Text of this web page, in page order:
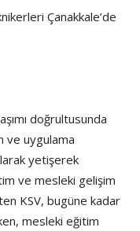
Çanakkale’de
doğrultusunda
ve uygulama
yetişerek
ve mesleki gelişim
KSV, bugüne kadar
mesleki eğitim